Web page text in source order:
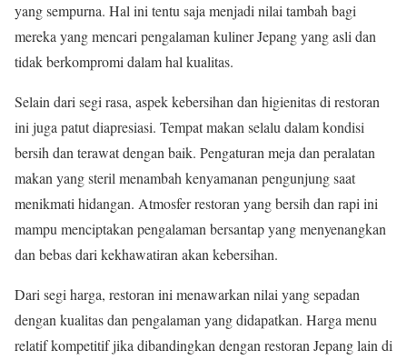
yang sempurna. Hal ini tentu saja menjadi nilai tambah bagi
mereka yang mencari pengalaman kuliner Jepang yang asli dan
tidak berkompromi dalam hal kualitas.
Selain dari segi rasa, aspek kebersihan dan higienitas di restoran
ini juga patut diapresiasi. Tempat makan selalu dalam kondisi
bersih dan terawat dengan baik. Pengaturan meja dan peralatan
makan yang steril menambah kenyamanan pengunjung saat
menikmati hidangan. Atmosfer restoran yang bersih dan rapi ini
mampu menciptakan pengalaman bersantap yang menyenangkan
dan bebas dari kekhawatiran akan kebersihan.
Dari segi harga, restoran ini menawarkan nilai yang sepadan
dengan kualitas dan pengalaman yang didapatkan. Harga menu
relatif kompetitif jika dibandingkan dengan restoran Jepang lain di